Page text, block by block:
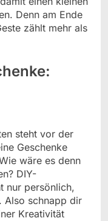
Denn am Ende
zählt mehr als
steht vor der
Geschenke
wäre es denn
DIY-
nur persönlich,
Also schnapp dir
Kreativität